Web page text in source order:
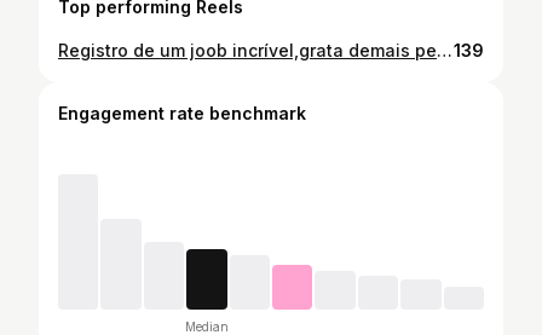
Top performing Reels
Registro de um joob incrível,grata demais pela confiança, oportunidade, e reconhecimento 🤍✨ . . . . . @i9carmopolis @studio_flor_morena_579139
Engagement rate benchmark
Median